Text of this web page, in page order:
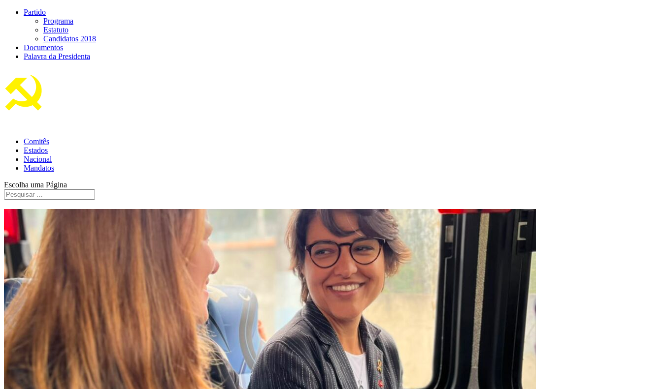
Partido
Programa
Estatuto
Candidatos 2018
Documentos
Palavra da Presidenta
Comitês
Estados
Nacional
Mandatos
Escolha uma Página